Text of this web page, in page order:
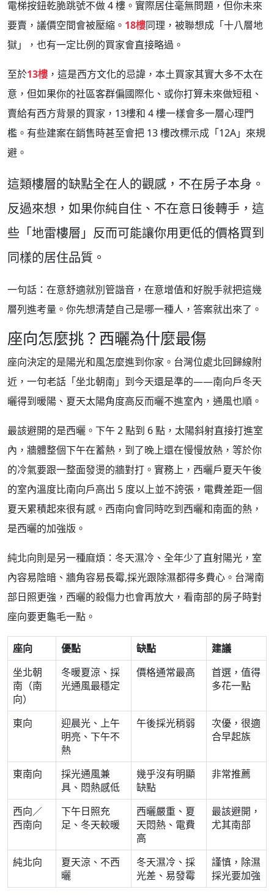
電梯按鈕乾脆跳號不做 4 樓。實際居住毫無問題，但你未來
要賣，議價空間會被壓縮。 18樓同理，被聯想成「十八層地
獄」，也有一定比例的買家會直接略過。
至於13樓 ，這是西方文化的忌諱，本土買家其實大多不太在
意，但如果你的社區客群偏國際化、或你打算未來做短租、
賣給有西方背景的買家，13樓和 4 樓一樣會多一層心理門
檻。有些建案在銷售時甚至會把 13 樓改標示成「12A」來規
避。
這類樓層的缺點全在人的觀感，不在房子本身。
反過來想，如果你純自住、不在意日後轉手，這
些「地雷樓層」反而可能讓你用更低的價格買到
同樣的居住品質。
一句話：在意舒適就別管諧音，在意增值和好脫手就把這幾
層列進考量。你先想清楚自己是哪一種人，答案就出來了。
座向怎麼挑？西曬為什麼最傷
座向決定的是陽光和風怎麼進到你家。台灣位處北回歸線附
近，一句老話「坐北朝南」到今天還是準的——南向戶冬天
曬得到暖陽、夏天太陽角度高反而曬不進室內，通風也順。
最該避開的是西曬。下午 2 點到 6 點，太陽斜射直接打進室
內，牆體整個下午在蓄熱，到了晚上還在慢慢放熱，等於你
的冷氣要跟一整面發燙的牆對打。實務上，西曬戶夏天午後
的室內溫度比南向戶高出 5 度以上並不誇張，電費差距一個
夏天累積起來很有感。西南向會同時吃到西曬和南面的熱，
是西曬的加強版。
純北向則是另一種麻煩：冬天濕冷、全年少了直射陽光，室
內容易陰暗、牆角容易長霉,採光跟除濕都得多費心。台灣南
部日照更強，西曬的殺傷力也會再放大，看南部的房子時對
座向要更龜毛一點。
座向 優點 缺點
建議
坐北朝
南（南
向）
冬暖夏涼、採
光通風最穩定
價格通常最高
首選，值得
多花一點
東向
迎晨光、上午
明亮、下午不
熱
午後採光稍弱
次優，很適
合早起族
東南向
採光通風兼
具、悶熱感低
幾乎沒有明顯
缺點
非常推薦
西向／
西南向
下午日照充
足、冬天較暖
西曬嚴重、夏
天悶熱、電費
高
最該避開，
尤其南部
純北向
夏天涼、不西
曬
冬天濕冷、採
光差、易發霉
謹慎，除濕
採光要加強